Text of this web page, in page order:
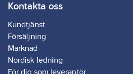
Kontakta oss
Kundtjänst
Försäljning
Marknad
Nordisk ledning
För dig som leverantör